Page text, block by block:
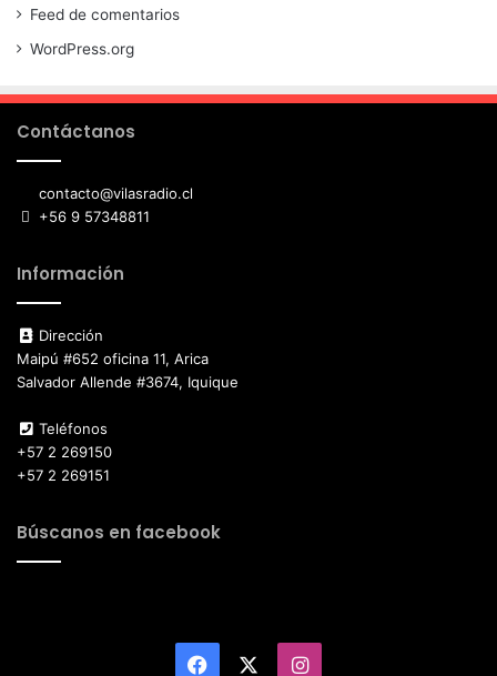
Feed de comentarios
WordPress.org
Contáctanos
contacto@vilasradio.cl
+56 9 57348811
Información
Dirección
Maipú #652 oficina 11, Arica
Salvador Allende #3674, Iquique
Teléfonos
+57 2 269150
+57 2 269151
Búscanos en facebook
Facebook Instagram